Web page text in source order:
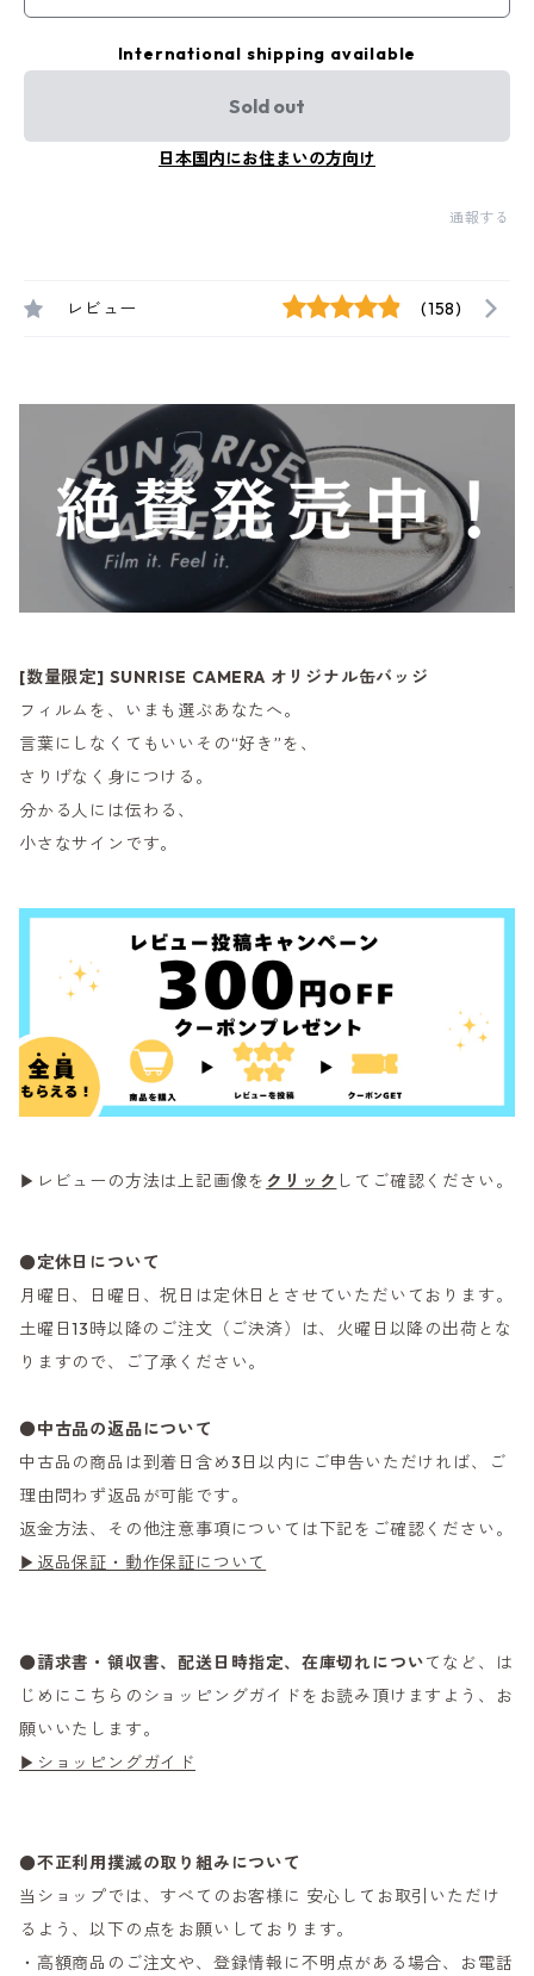
International shipping available
Sold out
日本国内にお住まいの方向け
通報する
レビュー (158)
[数量限定] SUNRISE CAMERA オリジナル缶バッジ
フィルムを、いまも選ぶあなたへ。
言葉にしなくてもいいその“好き”を、
さりげなく身につける。
分かる人には伝わる、
小さなサインです。
▶レビューの方法は上記画像を クリック してご確認ください。
●定休日について
月曜日、日曜日、祝日は定休日とさせていただいております。
土曜日13時以降のご注文（ご決済）は、火曜日以降の出荷とな
りますので、ご了承ください。
●中古品の返品について
中古品の商品は到着日含め3日以内にご申告いただければ、ご
理由問わず返品が可能です。
返金方法、その他注意事項については下記をご確認ください。
▶返品保証・動作保証について
●請求書・領収書、配送日時指定、在庫切れについてなど、は
じめにこちらのショッピングガイドをお読み頂けますよう、お
願いいたします。
▶ショッピングガイド
●不正利用撲滅の取り組みについて
当ショップでは、すべてのお客様に 安心してお取引いただけ
るよう、以下の点をお願いしております。
・高額商品のご注文や、登録情報に不明点がある場合、お電話